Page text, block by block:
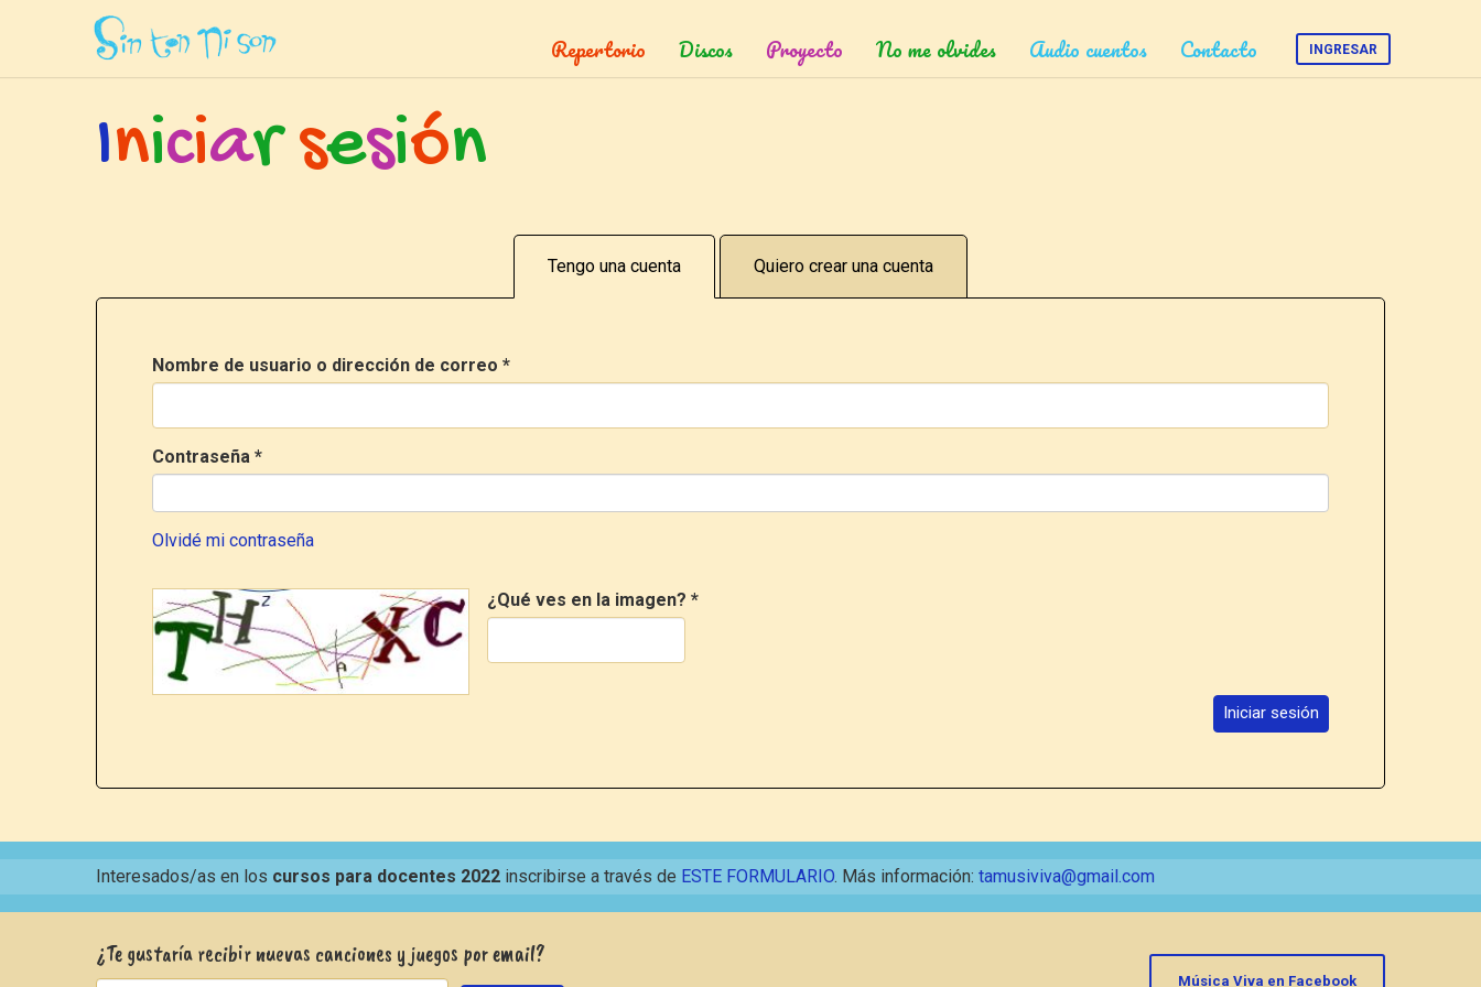
Repertorio Discos Proyecto No me olvides Audio cuentos Contacto INGRESAR
Inicio » Ingresar
Iniciar sesión
Tengo una cuenta Quiero crear una cuenta
Nombre de usuario o dirección de correo *
Contraseña *
Olvidé mi contraseña
¿Qué ves en la imagen? *
Iniciar sesión
Interesados/as en los cursos para docentes 2022 inscribirse a través de ESTE FORMULARIO. Más información: tamusiviva@gmail.com
¿Te gustaría recibir nuevas canciones y juegos por email?
Música Viva en Facebook